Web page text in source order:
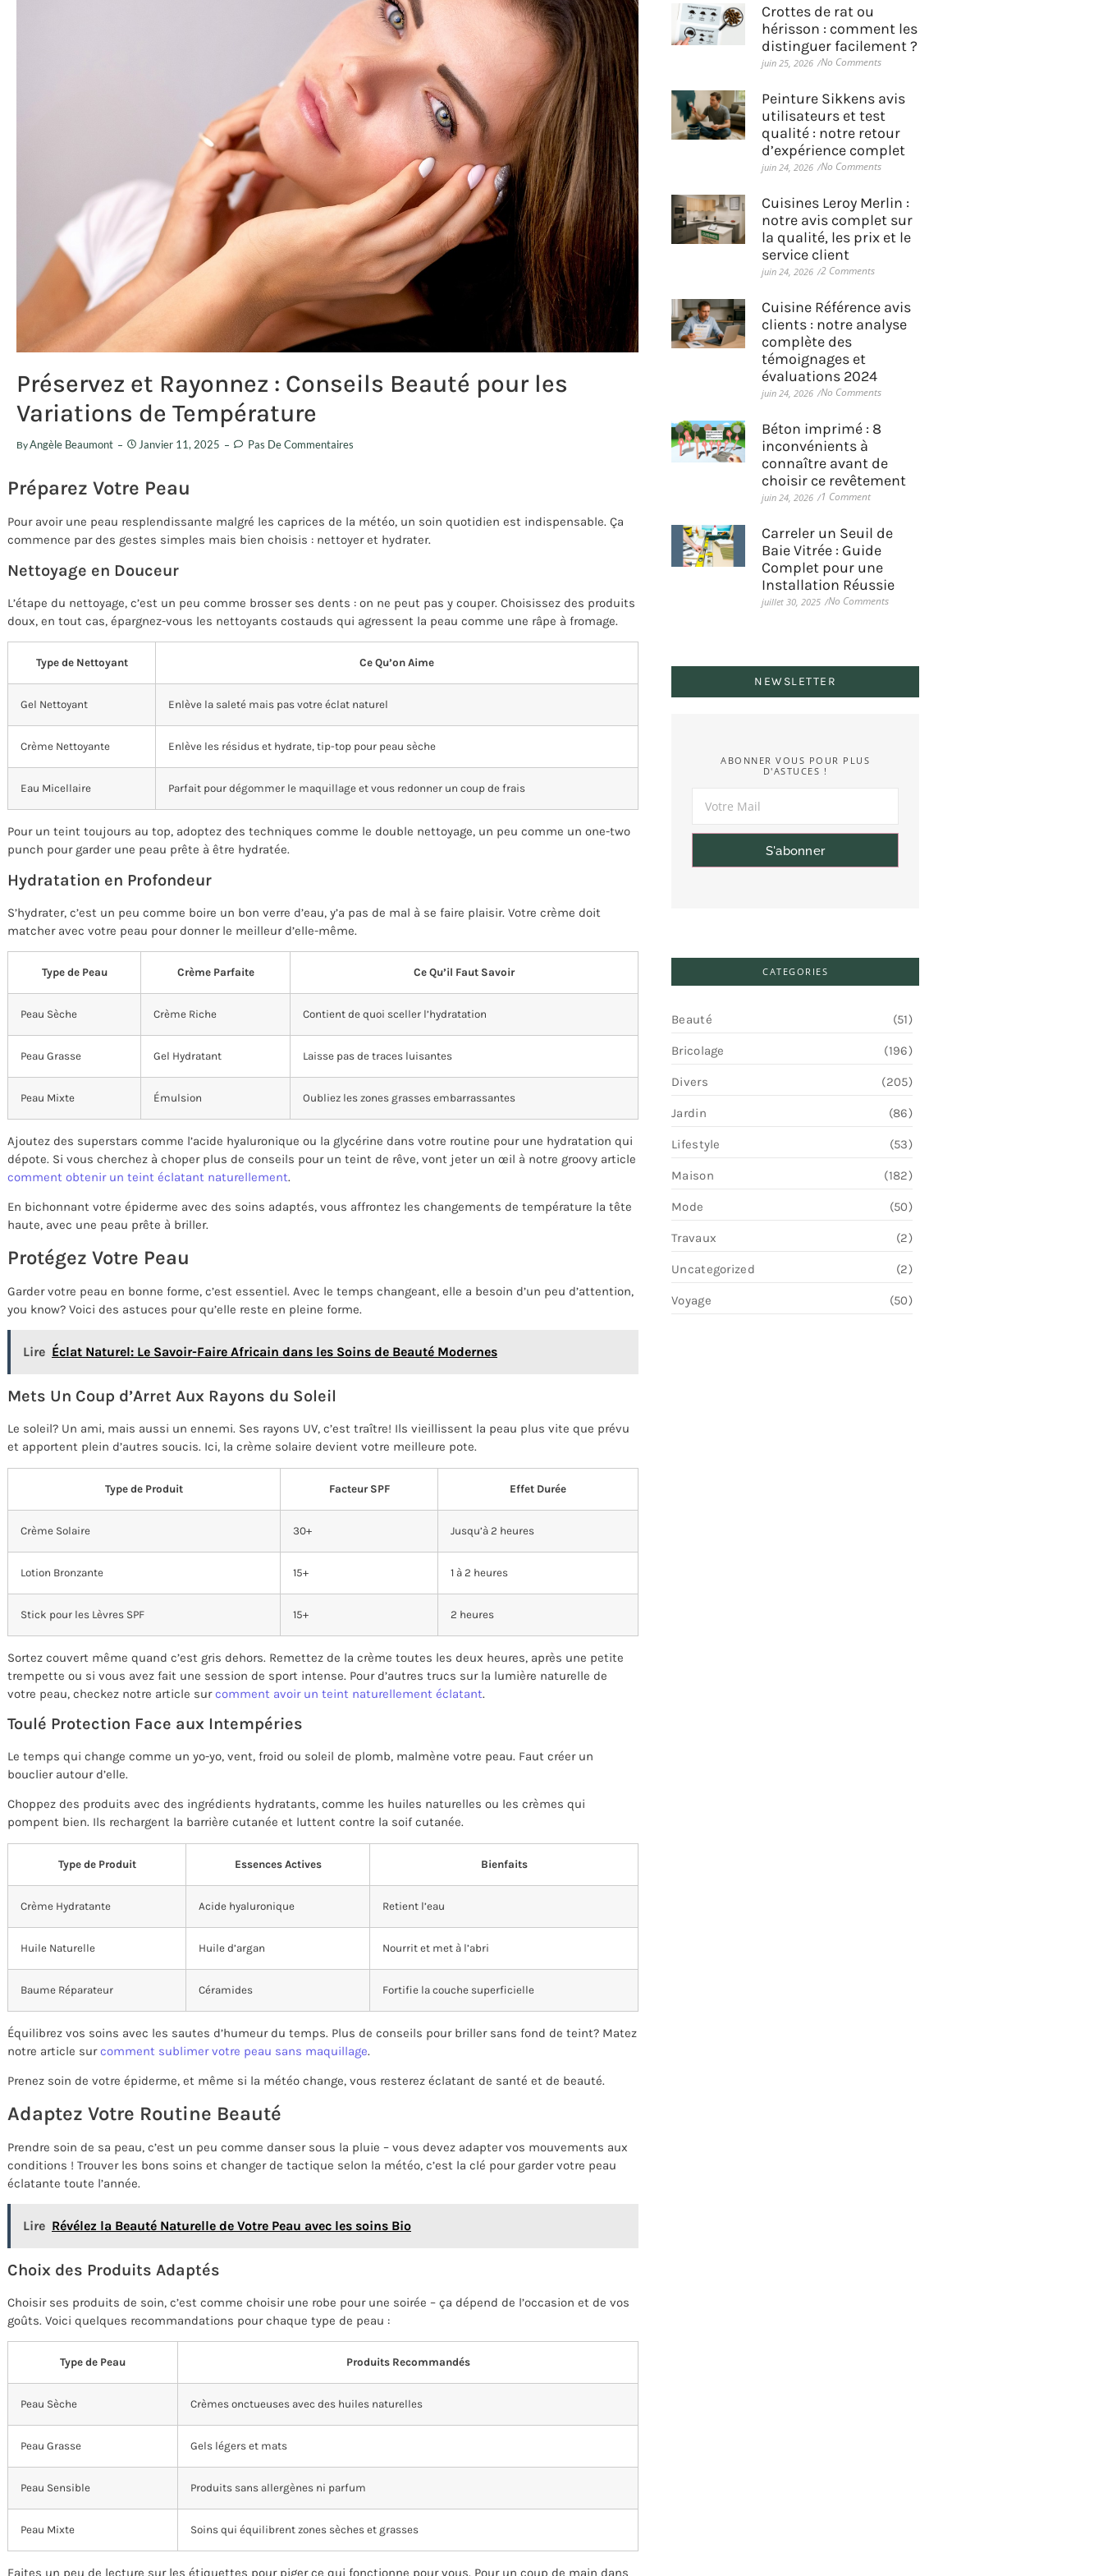
Préservez et Rayonnez : Conseils Beauté pour les
Variations de Température
ByAngèle Beaumont Janvier 11, 2025 Pas De Commentaires
Préparez Votre Peau
Pour avoir une peau resplendissante malgré les caprices de la météo, un soin quotidien est indispensable. Ça
commence par des gestes simples mais bien choisis : nettoyer et hydrater.
Nettoyage en Douceur
L’étape du nettoyage, c’est un peu comme brosser ses dents : on ne peut pas y couper. Choisissez des produits
doux, en tout cas, épargnez-vous les nettoyants costauds qui agressent la peau comme une râpe à fromage.
Type de Nettoyant Ce Qu’on Aime
Gel Nettoyant Enlève la saleté mais pas votre éclat naturel
Crème Nettoyante Enlève les résidus et hydrate, tip-top pour peau sèche
Eau Micellaire Parfait pour dégommer le maquillage et vous redonner un coup de frais
Pour un teint toujours au top, adoptez des techniques comme le double nettoyage, un peu comme un one-two
punch pour garder une peau prête à être hydratée.
Hydratation en Profondeur
S’hydrater, c’est un peu comme boire un bon verre d’eau, y’a pas de mal à se faire plaisir. Votre crème doit
matcher avec votre peau pour donner le meilleur d’elle-même.
Type de Peau Crème Parfaite Ce Qu’il Faut Savoir
Peau Sèche Crème Riche Contient de quoi sceller l’hydratation
Peau Grasse Gel Hydratant Laisse pas de traces luisantes
Peau Mixte Émulsion Oubliez les zones grasses embarrassantes
Ajoutez des superstars comme l’acide hyaluronique ou la glycérine dans votre routine pour une hydratation qui
dépote. Si vous cherchez à choper plus de conseils pour un teint de rêve, vont jeter un œil à notre groovy article
comment obtenir un teint éclatant naturellement.
En bichonnant votre épiderme avec des soins adaptés, vous affrontez les changements de température la tête
haute, avec une peau prête à briller.
Protégez Votre Peau
Garder votre peau en bonne forme, c’est essentiel. Avec le temps changeant, elle a besoin d’un peu d’attention,
you know? Voici des astuces pour qu’elle reste en pleine forme.
Lire Éclat Naturel: Le Savoir-Faire Africain dans les Soins de Beauté Modernes
Mets Un Coup d’Arret Aux Rayons du Soleil
Le soleil? Un ami, mais aussi un ennemi. Ses rayons UV, c’est traître! Ils vieillissent la peau plus vite que prévu
et apportent plein d’autres soucis. Ici, la crème solaire devient votre meilleure pote.
Type de Produit Facteur SPF Effet Durée
Crème Solaire 30+ Jusqu’à 2 heures
Lotion Bronzante 15+ 1 à 2 heures
Stick pour les Lèvres SPF 15+ 2 heures
Sortez couvert même quand c’est gris dehors. Remettez de la crème toutes les deux heures, après une petite
trempette ou si vous avez fait une session de sport intense. Pour d’autres trucs sur la lumière naturelle de
votre peau, checkez notre article surcomment avoir un teint naturellement éclatant.
Toulé Protection Face aux Intempéries
Le temps qui change comme un yo-yo, vent, froid ou soleil de plomb, malmène votre peau. Faut créer un
bouclier autour d’elle.
Choppez des produits avec des ingrédients hydratants, comme les huiles naturelles ou les crèmes qui
pompent bien. Ils rechargent la barrière cutanée et luttent contre la soif cutanée.
Type de Produit Essences Actives Bienfaits
Crème Hydratante Acide hyaluronique Retient l’eau
Huile Naturelle Huile d’argan Nourrit et met à l’abri
Baume Réparateur Céramides Fortifie la couche superficielle
Équilibrez vos soins avec les sautes d’humeur du temps. Plus de conseils pour briller sans fond de teint? Matez
notre article surcomment sublimer votre peau sans maquillage.
Prenez soin de votre épiderme, et même si la météo change, vous resterez éclatant de santé et de beauté.
Adaptez Votre Routine Beauté
Prendre soin de sa peau, c’est un peu comme danser sous la pluie – vous devez adapter vos mouvements aux
conditions ! Trouver les bons soins et changer de tactique selon la météo, c’est la clé pour garder votre peau
éclatante toute l’année.
Lire Révélez la Beauté Naturelle de Votre Peau avec les soins Bio
Choix des Produits Adaptés
Choisir ses produits de soin, c’est comme choisir une robe pour une soirée – ça dépend de l’occasion et de vos
goûts. Voici quelques recommandations pour chaque type de peau :
Type de Peau Produits Recommandés
Peau Sèche Crèmes onctueuses avec des huiles naturelles
Peau Grasse Gels légers et mats
Peau Sensible Produits sans allergènes ni parfum
Peau Mixte Soins qui équilibrent zones sèches et grasses
Faites un peu de lecture sur les étiquettes pour piger ce qui fonctionne pour vous. Pour un coup de main dans
Crottes de rat ou
hérisson : comment les
distinguer facilement ?
juin 25, 2026 /No Comments
Peinture Sikkens avis
utilisateurs et test
qualité : notre retour
d’expérience complet
juin 24, 2026 /No Comments
Cuisines Leroy Merlin :
notre avis complet sur
la qualité, les prix et le
service client
juin 24, 2026 /2 Comments
Cuisine Référence avis
clients : notre analyse
complète des
témoignages et
évaluations 2024
juin 24, 2026 /No Comments
Béton imprimé : 8
inconvénients à
connaître avant de
choisir ce revêtement
juin 24, 2026 /1 Comment
Carreler un Seuil de
Baie Vitrée : Guide
Complet pour une
Installation Réussie
juillet 30, 2025 /No Comments
NEWSLETTER
ABONNER VOUS POUR PLUS
D'ASTUCES !
S'abonner
CATEGORIES
Beauté (51)
Bricolage (196)
Divers (205)
Jardin (86)
Lifestyle (53)
Maison (182)
Mode (50)
Travaux (2)
Uncategorized (2)
Voyage (50)